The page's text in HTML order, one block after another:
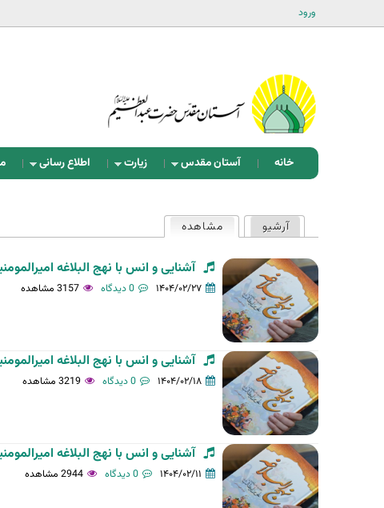
ورود
خانه آستان مقدس زیارت اطلاع رسانی
ه
ا
ی
ا
و
ل
ی
ه
آرشیو مشاهده(لبه فعال)
آشنایی و انس با نهج البلاغه
۱۴۰۴/۰۲/۲۷ 0 دیدگاه 3157 مشاهده
آشنایی و انس با نهج البلاغه
۱۴۰۴/۰۲/۱۸ 0 دیدگاه 3219 مشاهده
آشنایی و انس با نهج البلاغه
۱۴۰۴/۰۲/۱۱ 0 دیدگاه 2944 مشاهده